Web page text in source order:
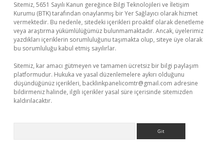
Sitemiz, 5651 Sayılı Kanun gereğince Bilgi Teknolojileri ve İletişim
Kurumu (BTK) tarafından onaylanmış bir Yer Sağlayıcı olarak hizmet
vermektedir. Bu nedenle, sitedeki içerikleri proaktif olarak denetleme
veya araştırma yükümlülüğümüz bulunmamaktadır. Ancak, üyelerimiz
yazdıkları içeriklerin sorumluluğunu taşımakta olup, siteye üye olarak
bu sorumluluğu kabul etmiş sayılırlar.
Sitemiz, kar amacı gütmeyen ve tamamen ücretsiz bir bilgi paylaşım
platformudur. Hukuka ve yasal düzenlemelere aykırı olduğunu
düşündüğünüz içerikleri, backlinkpanelicomtr@gmail.com adresine
bildirmeniz halinde, ilgili içerikler yasal süre içerisinde sitemizden
kaldırılacaktır.